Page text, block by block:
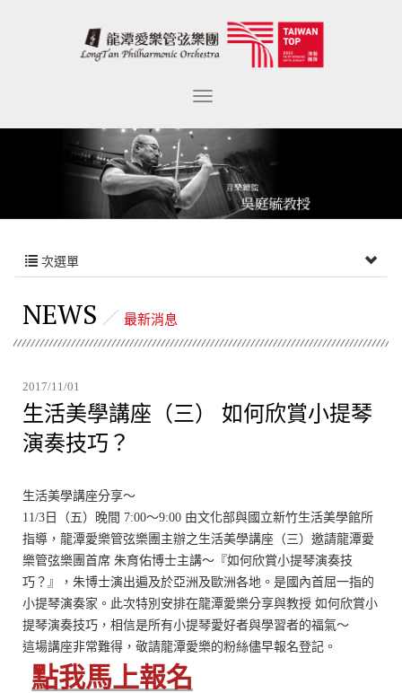
次選單
NEWS 最新消息
2017/11/01
生活美學講座（三） 如何欣賞小提琴
演奏技巧？
生活美學講座分享～
11/3日（五）晚間 7:00～9:00 由文化部與國立新竹生活美學館所
指導，龍潭愛樂管弦樂團主辦之生活美學講座（三）邀請龍潭愛
樂管弦樂團首席 朱育佑博士主講～『如何欣賞小提琴演奏技
巧？』，朱博士演出遍及於亞洲及歐洲各地。是國內首屈一指的
小提琴演奏家。此次特別安排在龍潭愛樂分享與教授 如何欣賞小
提琴演奏技巧，相信是所有小提琴愛好者與學習者的福氣～
這場講座非常難得，敬請龍潭愛樂的粉絲儘早報名登記。
點我馬上報名